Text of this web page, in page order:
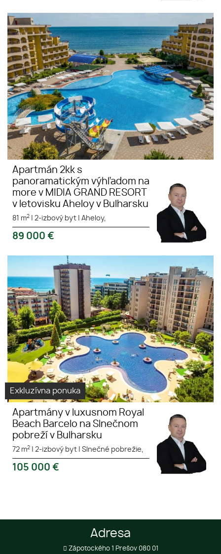
Apartmán 2kk s
panoramatickým výhľadom na
more v MIDIA GRAND RESORT v
letovisku Aheloy v Bulharsku
Apartmán 2kk s
panoramatickým výhľadom na
more v MIDIA GRAND RESORT
v letovisku Aheloy v Bulharsku
81 m2 2-izbový byt Aheloy,
89 000 €
Apartmány v luxusnom Royal
Beach Barcelo na Slnečnom
pobreží v Bulharsku
Exkluzívna ponuka
Apartmány v luxusnom Royal
Beach Barcelo na Slnečnom
pobreží v Bulharsku
72 m2 2-izbový byt Slnečné pobrežie,
105 000 €
Adresa
Zápotockého 1 Prešov 080 01